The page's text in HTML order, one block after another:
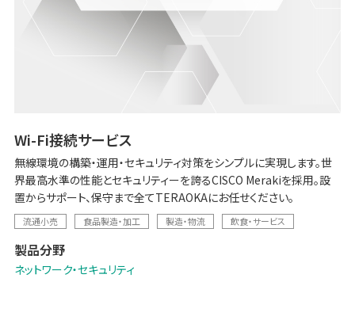
Wi-Fi接続サービス
無線環境の構築・運用・セキュリティ対策をシンプルに実現します。世
界最高水準の性能とセキュリティーを誇るCISCO Merakiを採用。設
置からサポート、保守まで全てTERAOKAにお任せください。
流通小売 食品製造・加工 製造・物流 飲食・サービス
製品分野
ネットワーク・セキュリティ